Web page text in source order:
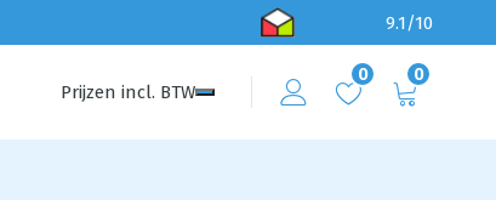
9.1/10
Prijzen incl. BTW
0 0